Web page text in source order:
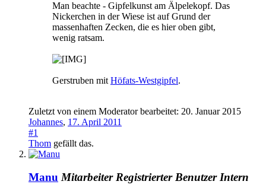
Man beachte - Gipfelkunst am Älpelekopf. Das
Nickerchen in der Wiese ist auf Grund der
massenhaften Zecken, die es hier oben gibt,
wenig ratsam.
Gerstruben mit Höfats-Westgipfel.
Zuletzt von einem Moderator bearbeitet: 20. Januar 2015
Johannes, 17. April 2011
#1
Thom gefällt das.
Manu Mitarbeiter Registrierter Benutzer Intern